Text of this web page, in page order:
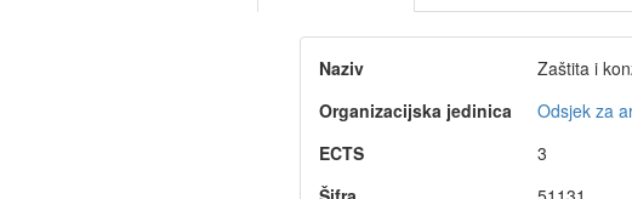
Naziv
Zaštita i
Organizacijska jedinica
Odsjek za
ECTS
3